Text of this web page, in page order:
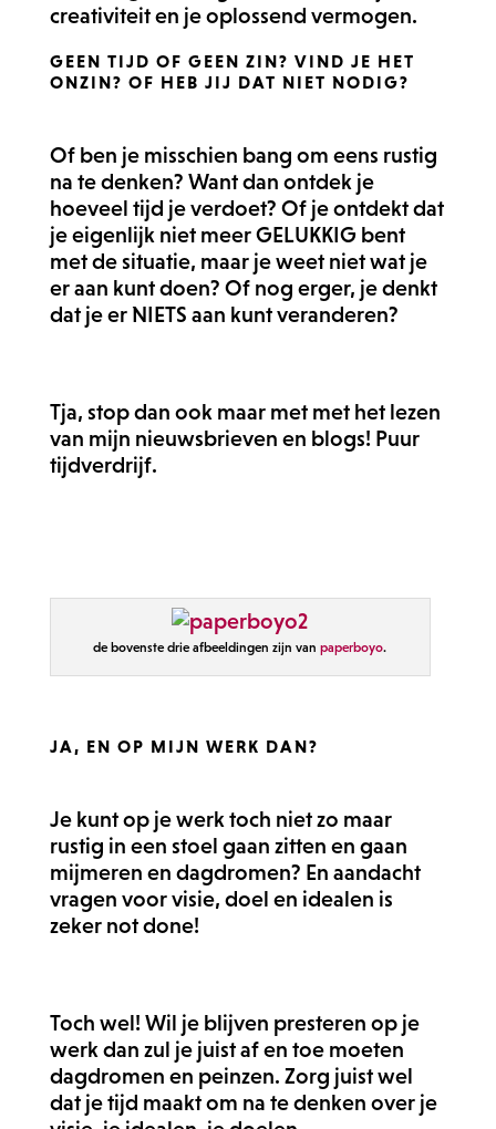
creativiteit en je oplossend vermogen.
GEEN TIJD OF GEEN ZIN? VIND JE HET
ONZIN? OF HEB JIJ DAT NIET NODIG?
Of ben je misschien bang om eens rustig
na te denken? Want dan ontdek je
hoeveel tijd je verdoet? Of je ontdekt dat
je eigenlijk niet meer GELUKKIG bent
met de situatie, maar je weet niet wat je
er aan kunt doen? Of nog erger, je denkt
dat je er NIETS aan kunt veranderen?
Tja, stop dan ook maar met met het lezen
van mijn nieuwsbrieven en blogs! Puur
tijdverdrijf.
de bovenste drie afbeeldingen zijn vanpaperboyo.
JA, EN OP MIJN WERK DAN?
Je kunt op je werk toch niet zo maar
rustig in een stoel gaan zitten en gaan
mijmeren en dagdromen? En aandacht
vragen voor visie, doel en idealen is
zeker not done!
Toch wel! Wil je blijven presteren op je
werk dan zul je juist af en toe moeten
dagdromen en peinzen. Zorg juist wel
dat je tijd maakt om na te denken over je